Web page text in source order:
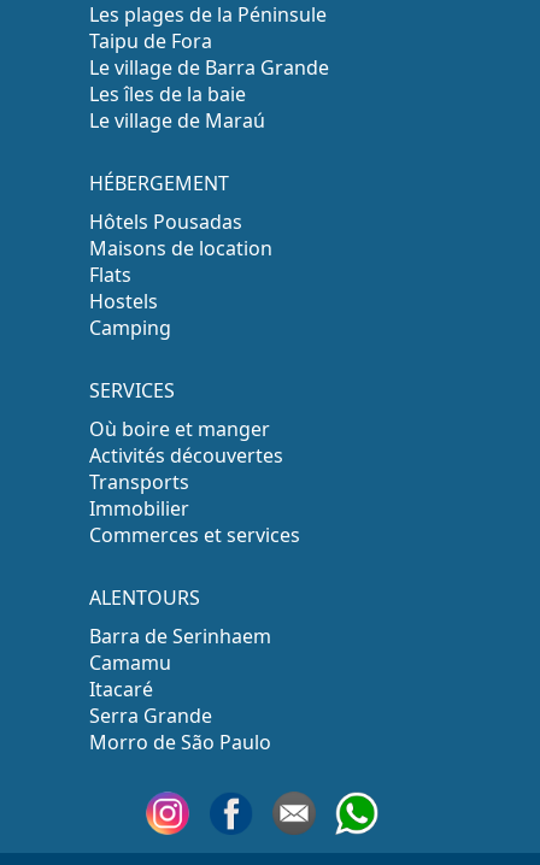
Les plages de la Péninsule
Taipu de Fora
Le village de Barra Grande
Les îles de la baie
Le village de Maraú
HÉBERGEMENT
Hôtels Pousadas
Maisons de location
Flats
Hostels
Camping
SERVICES
Où boire et manger
Activités découvertes
Transports
Immobilier
Commerces et services
ALENTOURS
Barra de Serinhaem
Camamu
Itacaré
Serra Grande
Morro de São Paulo